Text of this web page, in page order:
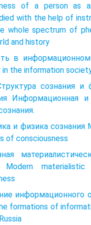
of a person as
with the help of
whole spectrum of
and history
в
in the information
сознания и
Информационная и
и физика сознания
of consciousness
Modern
информационного
formations of